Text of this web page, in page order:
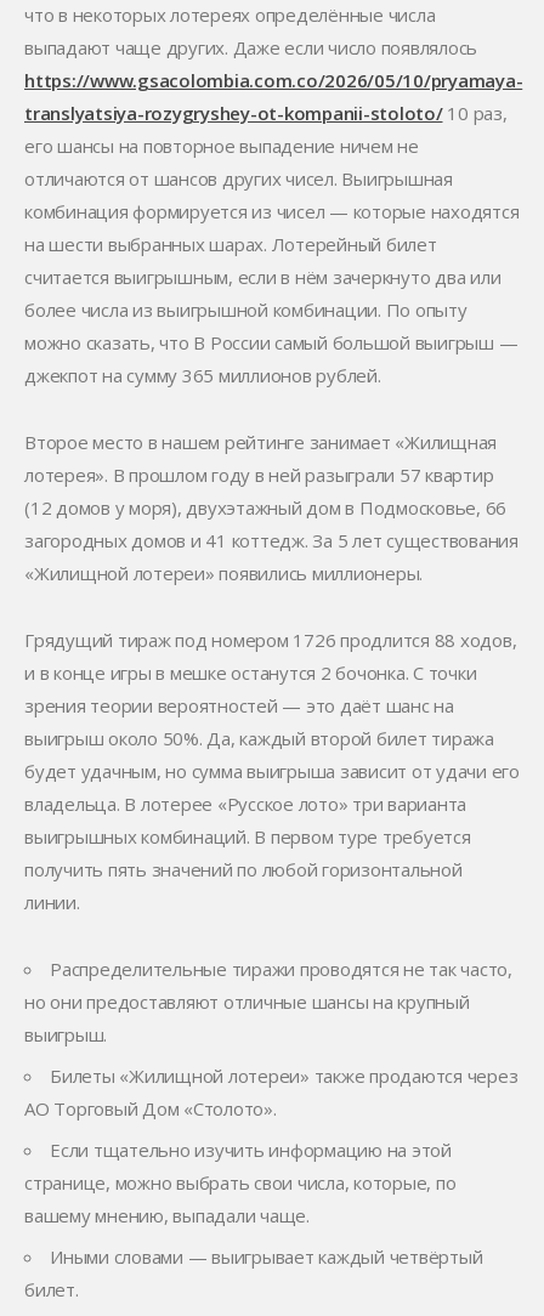
что в некоторых лотереях определённые числа
выпадают чаще других. Даже если число появлялось
https://www.gsacolombia.com.co/2026/05/10/pryamaya-
translyatsiya-rozygryshey-ot-kompanii-stoloto/10 раз,
его шансы на повторное выпадение ничем не
отличаются от шансов других чисел. Выигрышная
комбинация формируется из чисел — которые находятся
на шести выбранных шарах. Лотерейный билет
считается выигрышным, если в нём зачеркнуто два или
более числа из выигрышной комбинации. По опыту
можно сказать, что В России самый большой выигрыш —
джекпот на сумму 365 миллионов рублей.
Второе место в нашем рейтинге занимает «Жилищная
лотерея». В прошлом году в ней разыграли 57 квартир
(12 домов у моря), двухэтажный дом в Подмосковье, 66
загородных домов и 41 коттедж. За 5 лет существования
«Жилищной лотереи» появились миллионеры.
Грядущий тираж под номером 1726 продлится 88 ходов,
и в конце игры в мешке останутся 2 бочонка. С точки
зрения теории вероятностей — это даёт шанс на
выигрыш около 50%. Да, каждый второй билет тиража
будет удачным, но сумма выигрыша зависит от удачи его
владельца. В лотерее «Русское лото» три варианта
выигрышных комбинаций. В первом туре требуется
получить пять значений по любой горизонтальной
линии.
Распределительные тиражи проводятся не так часто,
но они предоставляют отличные шансы на крупный
выигрыш.
Билеты «Жилищной лотереи» также продаются через
АО Торговый Дом «Столото».
Если тщательно изучить информацию на этой
странице, можно выбрать свои числа, которые, по
вашему мнению, выпадали чаще.
Иными словами — выигрывает каждый четвёртый
билет.